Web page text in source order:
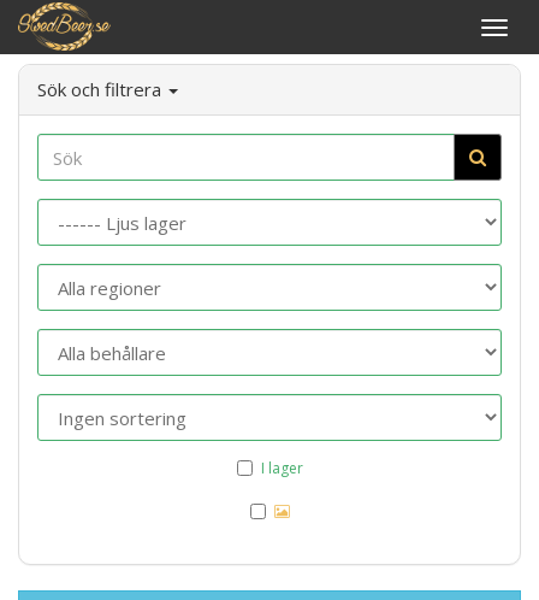
Växla
Sök och filtrera
Sök
Kategori
Region
Förpackning
Ordning
I lager